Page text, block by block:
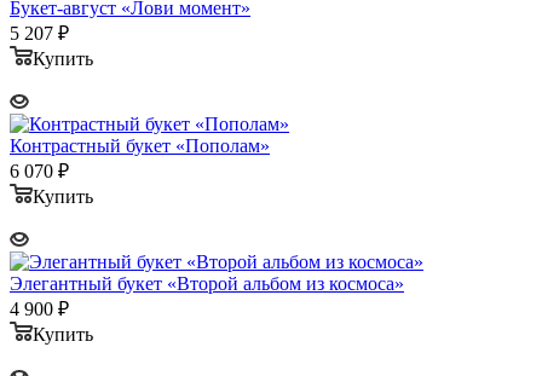
Букет-август «Лови момент»
5 207 ₽
Купить
Контрастный букет «Пополам»
6 070 ₽
Купить
Элегантный букет «Второй альбом из космоса»
4 900 ₽
Купить